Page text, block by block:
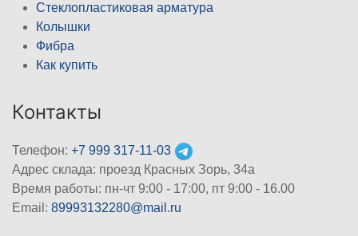
Стеклопластиковая арматура
Колышки
Фибра
Как купить
Контакты
Телефон: +7 999 317-11-03
Адрес склада: проезд Красных Зорь, 34а
Время работы: пн-чт 9:00 - 17:00, пт 9:00 - 16.00
Email: 89993132280@mail.ru